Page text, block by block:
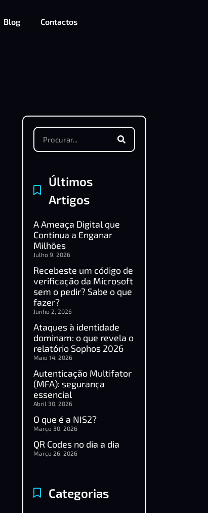
Blog Contactos
Últimos
Artigos
A Ameaça Digital que
Continua a Enganar
Milhões
Julho 9, 2026
Recebeste um código de
verificação da Microsoft
sem o pedir? Sabe o que
fazer?
Junho 2, 2026
Ataques à identidade
dominam: o que revela o
relatório Sophos 2026
Maio 14, 2026
Autenticação Multifator
(MFA): segurança
essencial
Abril 30, 2026
O que é a NIS2?
Março 30, 2026
QR Codes no dia a dia
Março 26, 2026
Categorias